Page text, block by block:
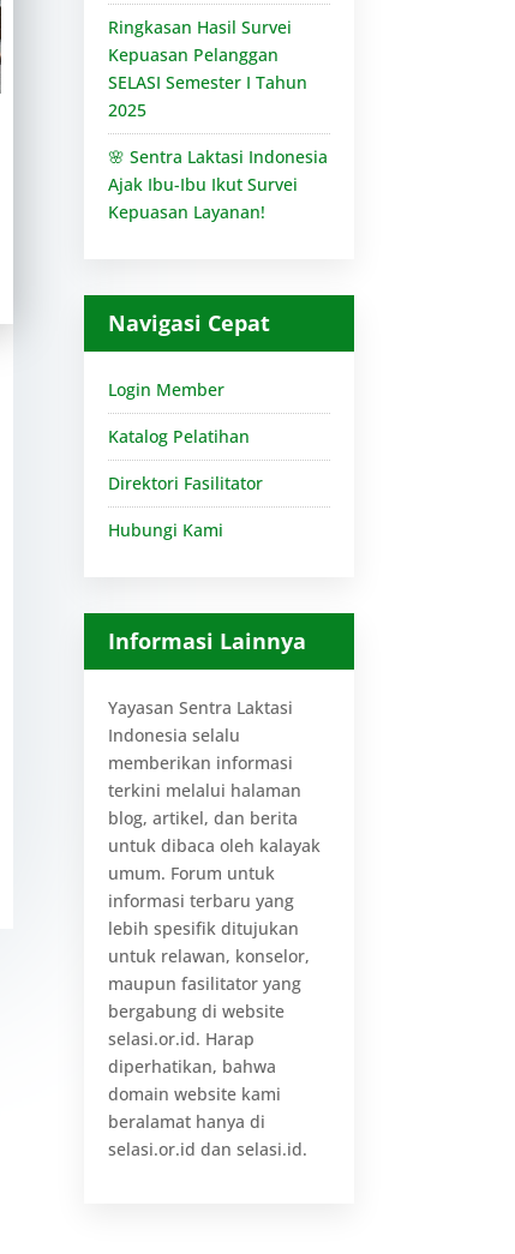
Ringkasan Hasil Survei
Kepuasan Pelanggan
SELASI Semester I Tahun
2025
🌸 Sentra Laktasi Indonesia
Ajak Ibu-Ibu Ikut Survei
Kepuasan Layanan!
Navigasi Cepat
Login Member
Katalog Pelatihan
Direktori Fasilitator
Hubungi Kami
Informasi Lainnya
Yayasan Sentra Laktasi
Indonesia selalu
memberikan informasi
terkini melalui halaman
blog, artikel, dan berita
untuk dibaca oleh kalayak
umum. Forum untuk
informasi terbaru yang
lebih spesifik ditujukan
untuk relawan, konselor,
maupun fasilitator yang
bergabung di website
selasi.or.id. Harap
diperhatikan, bahwa
domain website kami
beralamat hanya di
selasi.or.id dan selasi.id.